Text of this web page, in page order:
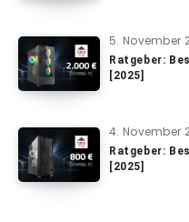
5. November
Ratgeber:
[2025]
4. November
Ratgeber:
[2025]